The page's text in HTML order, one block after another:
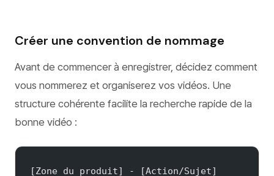
Créer une convention de nommage
Avant de commencer à enregistrer, décidez comment
vous nommerez et organiserez vos vidéos. Une
structure cohérente facilite la recherche rapide de la
bonne vidéo :
[Zone du produit] - [Action/Sujet]